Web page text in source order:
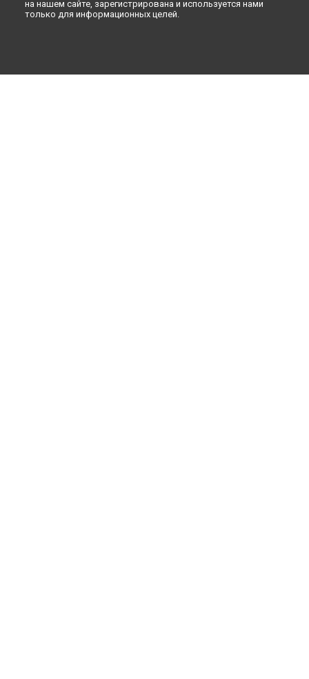
на нашем сайте, зарегистрирована и используется нами
только для информационных целей.